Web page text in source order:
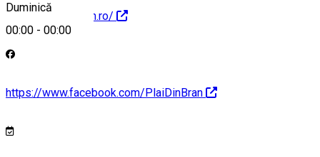
Duminică
00:00 - 00:00
https://plaidinbran.ro/
https://www.facebook.com/PlaiDinBran